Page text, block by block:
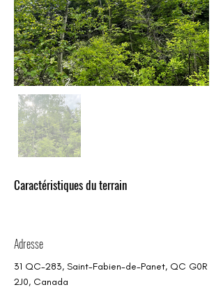
Caractéristiques du terrain
Adresse
31 QC-283, Saint-Fabien-de-Panet, QC G0R
2J0, Canada